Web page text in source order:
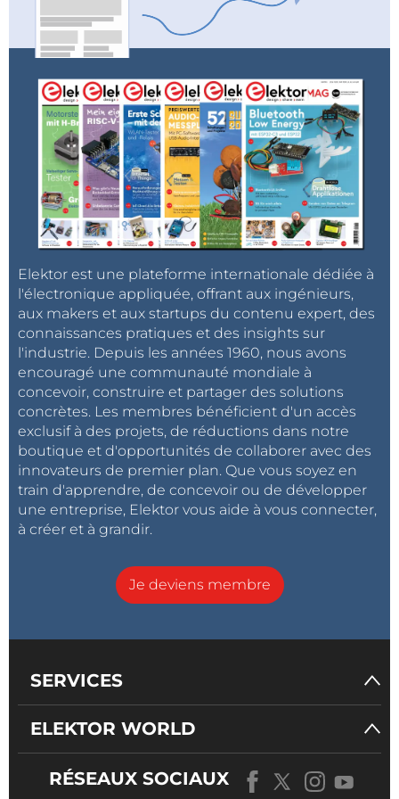
de l’éclairage automobile devrait rester autour de
10 % du marché global de la LED.
Elektor est une plateforme internationale dédiée à
l'électronique appliquée, offrant aux ingénieurs,
aux makers et aux startups du contenu expert, des
connaissances pratiques et des insights sur
l'industrie. Depuis les années 1960, nous avons
encouragé une communauté mondiale à
concevoir, construire et partager des solutions
concrètes. Les membres bénéficient d'un accès
exclusif à des projets, de réductions dans notre
boutique et d'opportunités de collaborer avec des
innovateurs de premier plan. Que vous soyez en
train d'apprendre, de concevoir ou de développer
une entreprise, Elektor vous aide à vous connecter,
à créer et à grandir.
Je deviens membre
SERVICES
ELEKTOR WORLD
RÉSEAUX SOCIAUX